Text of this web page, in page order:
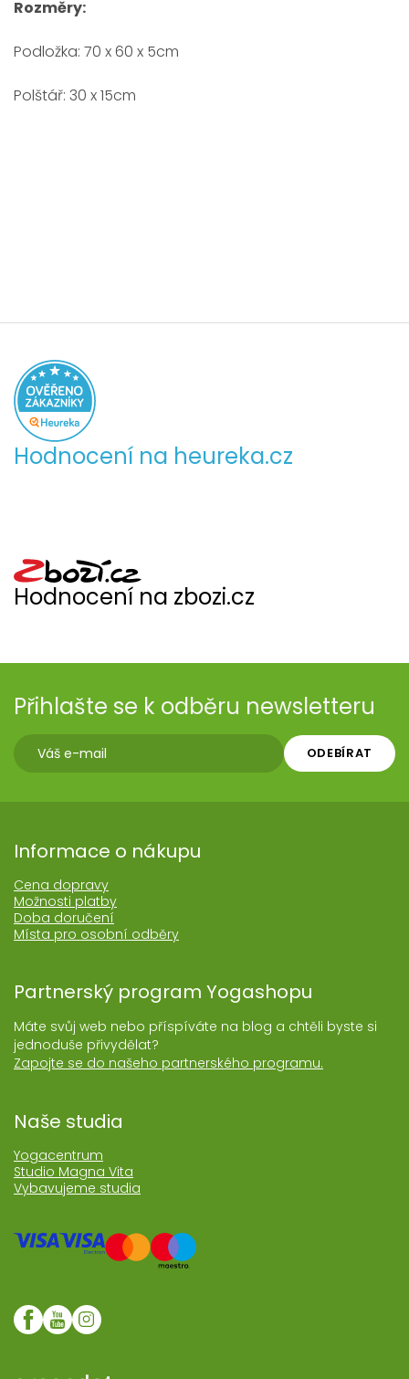
Rozměry:
Podložka: 70 x 60 x 5cm
Polštář: 30 x 15cm
Hodnocení na heureka.cz
Hodnocení na zbozi.cz
Přihlašte se k odběru newsletteru
ODEBÍRAT
Informace o nákupu
Cena dopravy
Možnosti platby
Doba doručení
Místa pro osobní odběry
Partnerský program Yogashopu
Máte svůj web nebo příspíváte na blog a chtěli byste si
jednoduše přivydělat?
Zapojte se do našeho partnerského programu.
Naše studia
Yogacentrum
Studio Magna Vita
Vybavujeme studia